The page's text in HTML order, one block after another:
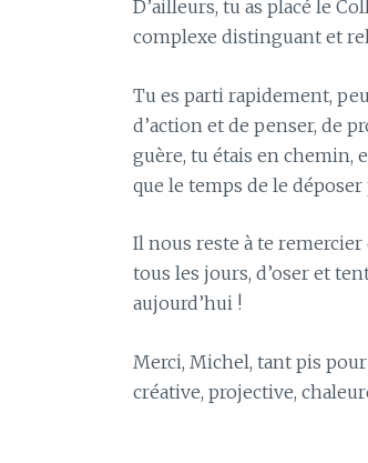
D’ailleurs, tu as placé le
complexe distinguant et
Tu es parti rapidement,
d’action et de penser, de
guère, tu étais en chemin,
que le temps de le
Il nous reste à te
tous les jours, d’oser et
aujourd’hui !
Merci, Michel, tant pis
créative, projective,